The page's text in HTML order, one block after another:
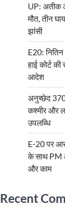
UP: अतीक
मौत, तीन
झांसी
E20:
हाई कोर्ट
आदेश
अनुच्छेद 370
कश्मीर और
उपलब्धि
E-20 पर
के साथ PM
और काम
Recent